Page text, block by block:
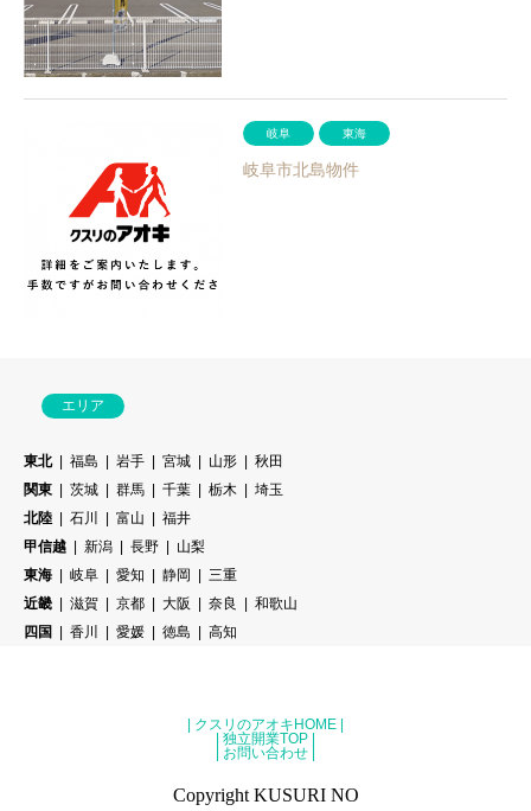
岐阜 東海
岐阜市北島物件
エリア
東北 福島 岩手 宮城 山形
秋田
関東
茨城 群馬 千葉 栃木
埼玉
北陸
石川 富山
福井
甲信越
新潟 長野
山梨
東海
岐阜 愛知 静岡
三重
近畿
滋賀 京都 大阪 奈良
和歌山
四国
香川 愛媛 徳島 高知
| クスリのアオキHOME |
| 独立開業TOP |
お問い合わせ
Copyright KUSURI NO